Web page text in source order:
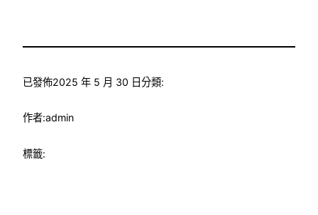
已發佈2025 年 5 月 30 日分類:
作者:admin
標籤: